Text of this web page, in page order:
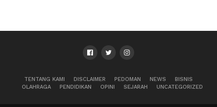
TENTANG KAMI DISCLAIMER PEDOMAN NEWS
BISNIS
OLAHRAGA
PENDIDIKAN OPINI SEJARAH UNCATEGORIZED